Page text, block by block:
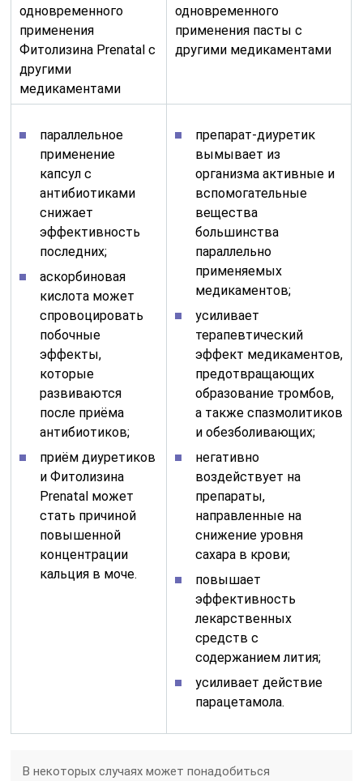
одновременного
применения
Фитолизина Prenatal с
другими
медикаментами
одновременного
применения пасты с
другими медикаментами
параллельное
применение
капсул с
антибиотиками
снижает
эффективность
последних;
аскорбиновая
кислота может
спровоцировать
побочные
эффекты,
которые
развиваются
после приёма
антибиотиков;
приём диуретиков
и Фитолизина
Prenatal может
стать причиной
повышенной
концентрации
кальция в моче.
препарат-диуретик
вымывает из
организма активные и
вспомогательные
вещества
большинства
параллельно
применяемых
медикаментов;
усиливает
терапевтический
эффект медикаментов,
предотвращающих
образование тромбов,
а также спазмолитиков
и обезболивающих;
негативно
воздействует на
препараты,
направленные на
снижение уровня
сахара в крови;
повышает
эффективность
лекарственных
средств с
содержанием лития;
усиливает действие
парацетамола.
В некоторых случаях может понадобиться